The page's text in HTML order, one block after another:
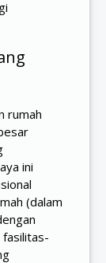
rumah
ini
(dalam